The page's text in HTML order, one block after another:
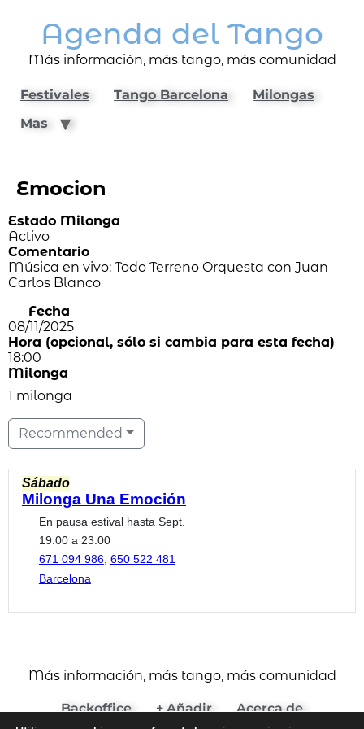
Agenda del Tango
Más información, más tango, más comunidad
Festivales Tango Barcelona
Milongas
Mas
Emocion
Estado Milonga
Activo
Comentario
Música en vivo: Todo Terreno Orquesta con Juan
Carlos Blanco
Fecha
08/11/2025
Hora (opcional, sólo si cambia para esta fecha)
18:00
Milonga
1 milonga
Recommended
Sábado
Milonga Una Emoción
En pausa estival hasta Sept.
19:00 a 23:00
671 094 986, 650 522 481
Barcelona
Más información, más tango, más comunidad
Backoffice + Añadir
Acerca de